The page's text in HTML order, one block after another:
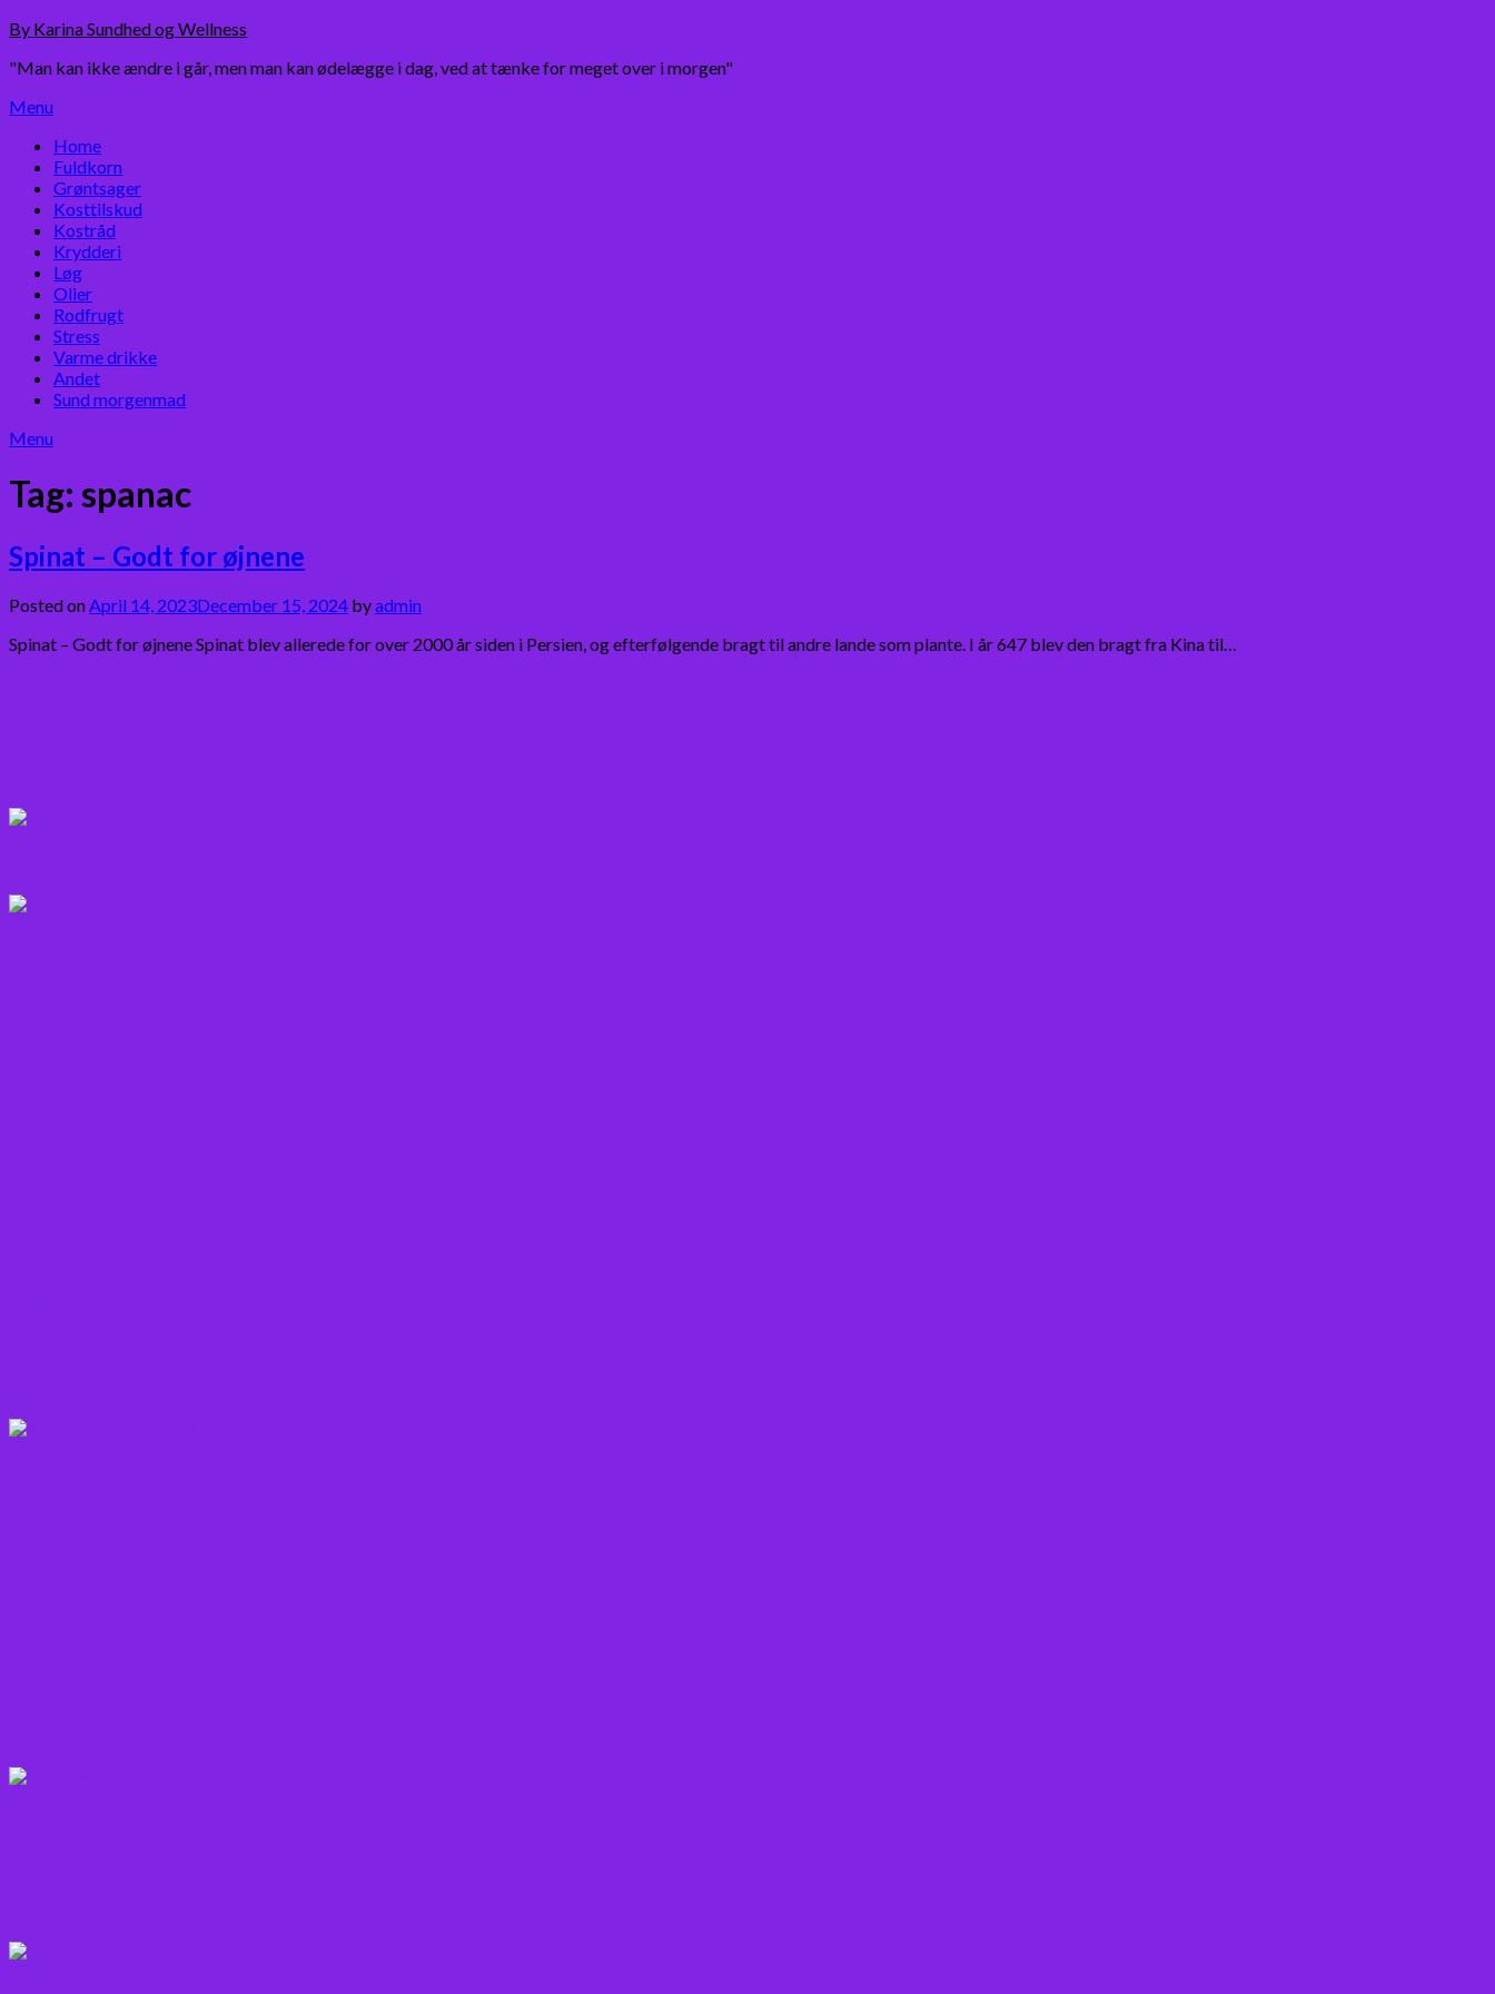
Skip
content
By Karina Sundhed og Wellness
"Man kan ikke ændre i går, men man kan ødelægge i dag, ved at tænke for meget over i morgen"
Menu
Home
Fuldkorn
Grøntsager
Kosttilskud
Kostråd
Krydderi
Løg
Olier
Rodfrugt
Stress
Varme drikke
Andet
Sund morgenmad
Menu
Tag: spanac
Spinat – Godt for øjnene
Posted on April 14, 2023December 15, 2024 byadmin
Spinat – Godt for øjnene Spinat blev allerede for over 2000 år siden i Persien, og efterfølgende bragt til andre lande som plante. I år 647 blev den bragt fra Kina til…